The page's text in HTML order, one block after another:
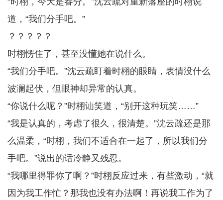
道，“我们分手吧。”
？？？？？
时栩愣住了，甚至没懂她在说什么。
“我们分手吧。”沈云疏盯着时栩的眼睛，表情没什么
波澜起伏，但眼神却异常的认真。
“你说什么呢？”时栩讪笑道，“别开这种玩笑……”
“我是认真的，考虑了很久，很清楚。”沈云疏还是那
么温柔，“时栩，我们不适合在一起了，所以我们分
手吧。”说出的话冷静又残忍。
“我哪里得罪你了啊？”时栩反应过来，有些激动，“就
因为我工作忙？那我也没有办法啊！再说我工作为了